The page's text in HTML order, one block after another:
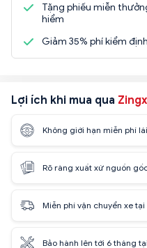
Tặng phiếu miễn
hiểm
Giảm 35% phí kiểm
Lợi ích khi mua qua
Không giới hạn miễn phí
Rõ ràng xuất xứ nguồn
Miễn phí vận chuyển xe
Bảo hành lên tới 6 tháng